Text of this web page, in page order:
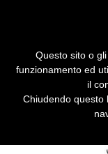
curve
La nuova
diventa
polsi durante
Questo sito o
funzionamento ed
il
Chiudendo questo